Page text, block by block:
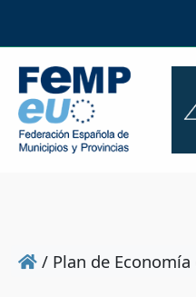
/ Plan de